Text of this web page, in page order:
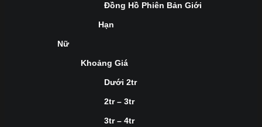
Đồng Hồ Phiên Bản Giới
Hạn
Nữ
Khoảng Giá
Dưới 2tr
2tr – 3tr
3tr – 4tr